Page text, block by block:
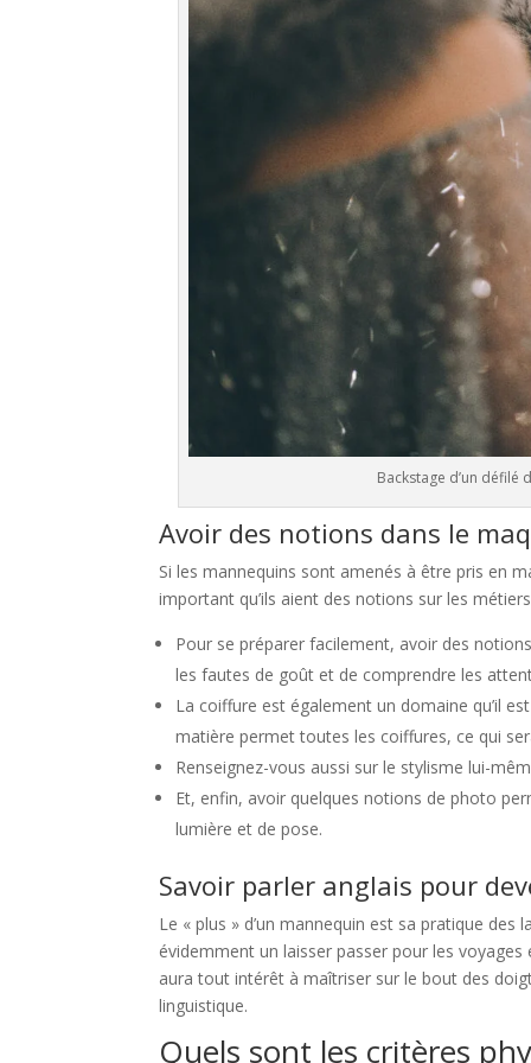
Backstage d’un
Avoir des notions dans le
Si les mannequins sont amenés à être pris en
important qu’ils aient des notions sur les
Pour se préparer facilement, avoir des
les fautes de goût et de comprendre les
La coiffure est également un domaine qu’il
matière permet toutes les coiffures, ce qui
Renseignez-vous aussi sur le stylisme lui-
Et, enfin, avoir quelques notions de photo
lumière et de pose.
Savoir parler anglais pour
Le « plus » d’un mannequin est sa pratique des
évidemment un laisser passer pour les
aura tout intérêt à maîtriser sur le bout des
linguistique.
Quels sont les critères